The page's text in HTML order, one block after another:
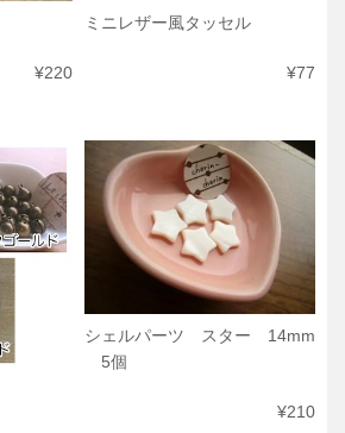
¥220
ミニレザー風タッセル
¥77
シェルパーツ スター 14mm
5個
¥210